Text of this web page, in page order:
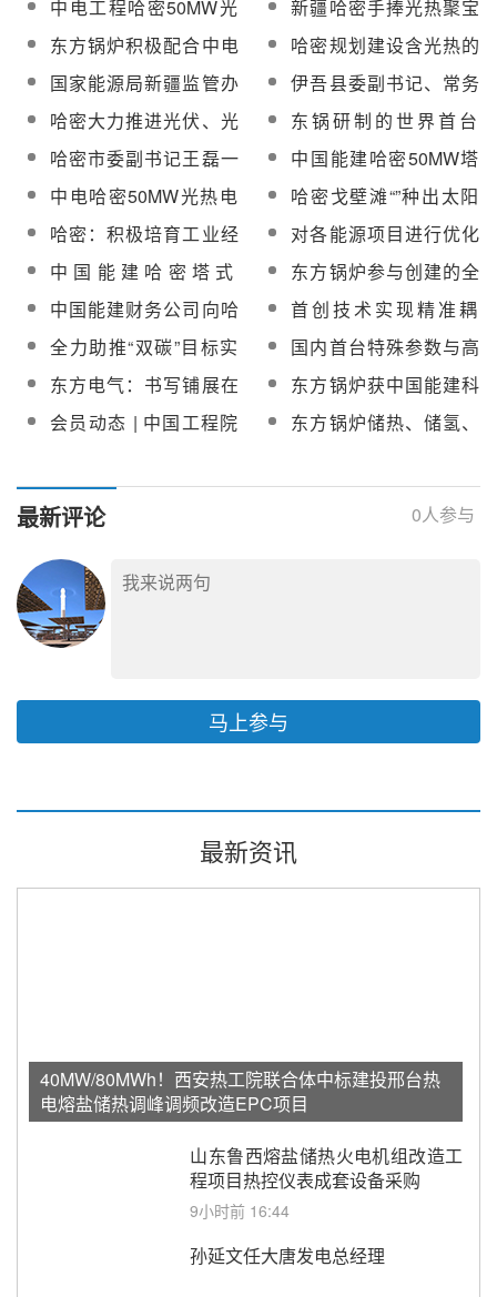
生产交检合格率100%
直击项目建设精彩瞬
间！
中电工程哈密50MW光
热发电示范项目超高型
D800-42塔吊顺利拆除
新疆哈密手捧光热聚宝
盆，能源产业发展拉动
经济逆势上扬
东方锅炉积极配合中电
工程哈密50MW光热发
电项目熔盐上塔计划
哈密规划建设含光热的
综合能源基地，争取
2030年形成直接投资超
5500亿元
国家能源局新疆监管办
公室王宏飞一行赴哈密
光热项目现场检查指导
工作
伊吾县委副书记、常务
副县长蒋笑阳赴哈密光
热项目调研
哈密大力推进光伏、光
热等新能源产业发展
东锅研制的世界首台
660MW超临界循环流化
床锅炉成功投运
哈密市委副书记王磊一
行赴哈密塔式光热项目
检查指导工作
中国能建哈密50MW塔
式光热电站已安装完成
9000台定日镜
中电哈密50MW光热电
站开展机组整套启动操
作演练
哈密戈壁滩“”种出太阳
城”
哈密：积极培育工业经
济新的增长点，规模以
上企业达到141家
对各能源项目进行优化
组合，新疆哈密风光互
补电力十足
中国能建哈密塔式
50MW光热项目开展特
种设备应急救援演练
东方锅炉参与创建的全
国首家碳中和技术创新
中心揭牌
中国能建财务公司向哈
密50MW塔式电站投放6
亿元专项贷款
首创技术实现精准耦
合！东方锅炉助力哈密
光热项目“24小时不间断
发电”
全力助推“双碳”目标实
现！东方锅炉召开“双碳”
目标下动力装备新技术
研讨会
国内首台特殊参数与高
效超低排放耦合型
350MW超临界CFB锅炉
机组首次并网成功
东方电气：书写铺展在
国家战略中的绿色答卷
东方锅炉获中国能建科
技进步特等奖
会员动态 | 中国工程院
东方锅炉储热、储氢、
最新评论 0人参与
马上参与
最新资讯
40MW/80MWh！西安热工院联合体中标建投邢台热
电熔盐储热调峰调频改造EPC项目
山东鲁西熔盐储热火电机组改造工
程项目热控仪表成套设备采购
9小时前 16:44
孙延文任大唐发电总经理